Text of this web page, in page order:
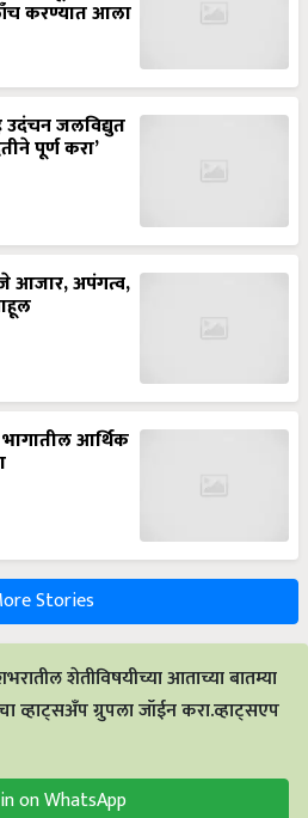
लाँच करण्यात आला
उदंचन जलविद्युत
पूर्ण करा’
आजार, अपंगत्व,
भागातील आर्थिक
Stories
शेतीविषयीच्या आताच्या बातम्या
व्हाट्सअँप ग्रुपला जॉईन करा.व्हाट्सएप
on WhatsApp